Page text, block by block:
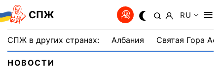
СПЖ RU
СПЖ в других странах: Албания Святая Гора
НОВОСТИ